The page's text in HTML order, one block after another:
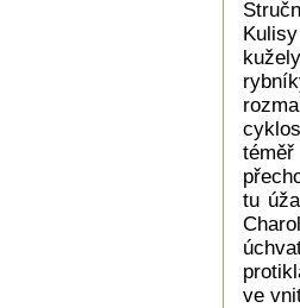
tu
ve